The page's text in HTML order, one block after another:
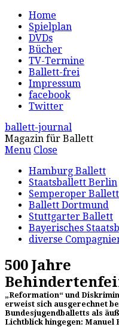
Home
Spielplan
DVDs
Bücher
TV-Termine
Ballett-frei
Impressum
facebook
Twitter
ballett-journal
Magazin für Ballett
Menu Close
Hamburg Ballett
Staatsballett Berlin
Semperoper Ballett
Ballett Dortmund
Stuttgarter Ballett
Bayerisches
diverse
500 Jahre
„Reformation“ und
erweist sich ausgerechnet
Bundesjugendballetts als
Lichtblick hingegen: Manuel